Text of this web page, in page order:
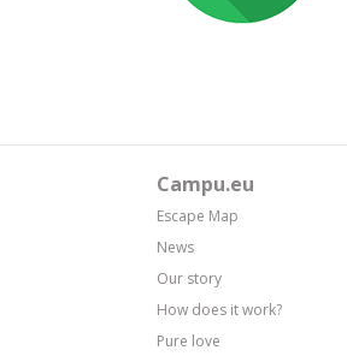
Campu.eu
Escape Map
News
Our story
How does it work?
Pure love